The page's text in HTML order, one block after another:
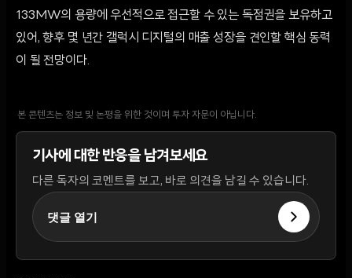
133MW의 용량에 우선적으로 접근할 수 있는 독점권을 보유하고
있어, 향후 몇 년간 갤럭시 디지털의 매출 성장을 견인할 핵심 동력
이 될 전망이다.
본 콘텐츠는 정보 및 논평을 위한 것이며 투자 자문이 아닙니다.
기사에 대한 반응을 남겨보세요
다른 독자의 코멘트를 보고, 바로 의견을 남길 수 있습니다.
댓글 열기